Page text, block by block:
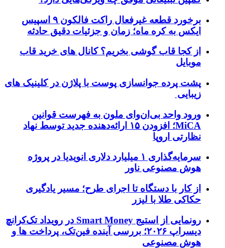
برخورد قطعه غیرفعال راکت فالکون ۹ اسپیس
ایکس به کره ماه؛ زمان و جزئیات دقیق حادثه
از کجا قاب گوشی بخریم؟ کانال های خرید قاب
موبایل
پشت پرده جوانسازی پوست با پلاژن در کلینیک های
زیبایی
ورود واحد بی‌ان‌وای ملون به فهرست قوانین
MiCA؛ افزودن ۱۵ ارائه‌دهنده جدید توسط نهاد
نظارتی اروپا
سرمایه‌گذاری ۱ میلیارد دلاری انویدیا در پروژه
هوش مصنوعی ناور
از کار با دستگاه تا اجرای طرح؛ مسیر یادگیری
حکاکی طلا با لیزر
رونمایی از استیج Smart Money در رویداد تک‌کرانچ
دیسراپ ۲۰۲۶؛ بررسی آینده فین‌تک، پرداخت‌ ها و
هوش مصنوعی